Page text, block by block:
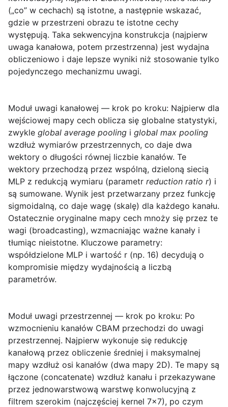
(„co” w cechach) są istotne, a następnie wskazać,
gdzie w przestrzeni obrazu te istotne cechy
występują. Taka sekwencyjna konstrukcja (najpierw
uwaga kanałowa, potem przestrzenna) jest wydajna
obliczeniowo i daje lepsze wyniki niż stosowanie tylko
pojedynczego mechanizmu uwagi.
Moduł uwagi kanałowej — krok po kroku: Najpierw dla
wejściowej mapy cech oblicza się globalne statystyki,
zwykle global average pooling i global max pooling
wzdłuż wymiarów przestrzennych, co daje dwa
wektory o długości równej liczbie kanałów. Te
wektory przechodzą przez wspólną, dzieloną siecią
MLP z redukcją wymiaru (parametr reduction ratio r) i
są sumowane. Wynik jest przetwarzany przez funkcję
sigmoidalną, co daje wagę (skalę) dla każdego kanału.
Ostatecznie oryginalne mapy cech mnoży się przez te
wagi (broadcasting), wzmacniając ważne kanały i
tłumiąc nieistotne. Kluczowe parametry:
współdzielone MLP i wartość r (np. 16) decydują o
kompromisie między wydajnością a liczbą
parametrów.
Moduł uwagi przestrzennej — krok po kroku: Po
wzmocnieniu kanałów CBAM przechodzi do uwagi
przestrzennej. Najpierw wykonuje się redukcję
kanałową przez obliczenie średniej i maksymalnej
mapy wzdłuż osi kanałów (dwa mapy 2D). Te mapy są
łączone (concatenate) wzdłuż kanału i przekazywane
przez jednowarstwową warstwę konwolucyjną z
filtrem szerokim (najczęściej kernel 7×7), po czym